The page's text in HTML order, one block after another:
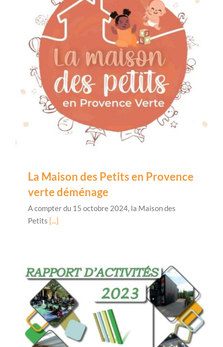
La Maison des Petits en Provence
verte déménage
A compter du 15 octobre 2024, la Maison des
Petits [...]